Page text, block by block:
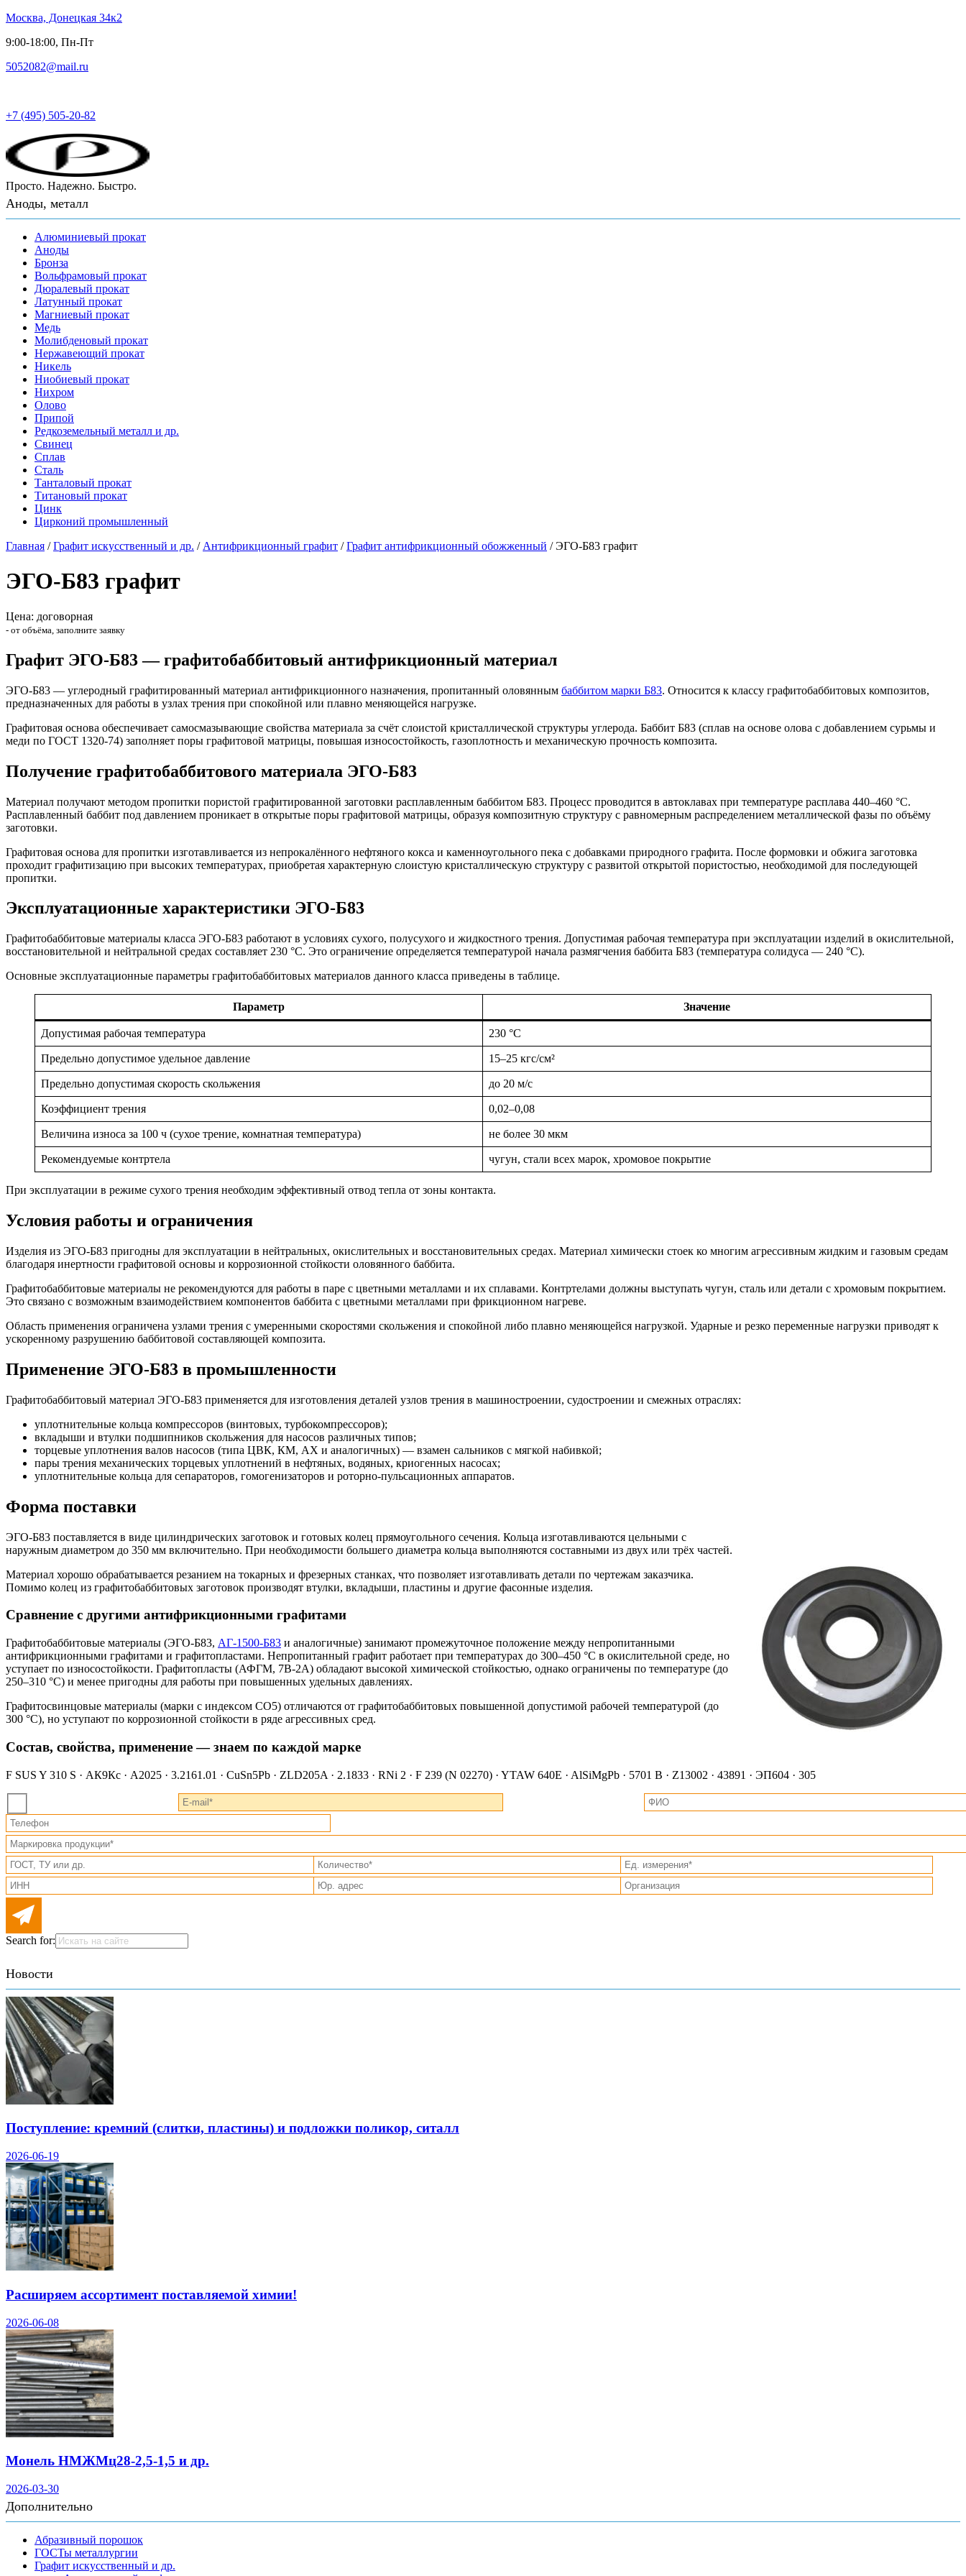
Москва, Донецкая 34к2
9:00-18:00, Пн-Пт
5052082@mail.ru
+7 (495) 505-20-82
Просто. Надежно. Быстро.
Аноды, металл
Алюминиевый прокат
Аноды
Бронза
Вольфрамовый прокат
Дюралевый прокат
Латунный прокат
Магниевый прокат
Медь
Молибденовый прокат
Нержавеющий прокат
Никель
Ниобиевый прокат
Нихром
Олово
Припой
Редкоземельный металл и др.
Свинец
Сплав
Сталь
Танталовый прокат
Титановый прокат
Цинк
Цирконий промышленный
Главная /Графит искусственный и др. / Антифрикционный графит /Графит антифрикционный обожженный /ЭГО-Б83 графит
ЭГО-Б83 графит
Цена: договорная
- от объёма, заполните заявку
Графит ЭГО-Б83 — графитобаббитовый антифрикционный материал
ЭГО-Б83 — углеродный графитированный материал антифрикционного назначения, пропитанный оловянным баббитом марки Б83. Относится к классу графитобаббитовых композитов,
предназначенных для работы в узлах трения при спокойной или плавно меняющейся нагрузке.
Графитовая основа обеспечивает самосмазывающие свойства материала за счёт слоистой кристаллической структуры углерода. Баббит Б83 (сплав на основе олова с добавлением сурьмы и
меди по ГОСТ 1320-74) заполняет поры графитовой матрицы, повышая износостойкость, газоплотность и механическую прочность композита.
Получение графитобаббитового материала ЭГО-Б83
Материал получают методом пропитки пористой графитированной заготовки расплавленным баббитом Б83. Процесс проводится в автоклавах при температуре расплава 440–460 °С.
Расплавленный баббит под давлением проникает в открытые поры графитовой матрицы, образуя композитную структуру с равномерным распределением металлической фазы по объёму
заготовки.
Графитовая основа для пропитки изготавливается из непрокалённого нефтяного кокса и каменноугольного пека с добавками природного графита. После формовки и обжига заготовка
проходит графитизацию при высоких температурах, приобретая характерную слоистую кристаллическую структуру с развитой открытой пористостью, необходимой для последующей
пропитки.
Эксплуатационные характеристики ЭГО-Б83
Графитобаббитовые материалы класса ЭГО-Б83 работают в условиях сухого, полусухого и жидкостного трения. Допустимая рабочая температура при эксплуатации изделий в окислительной,
восстановительной и нейтральной средах составляет 230 °С. Это ограничение определяется температурой начала размягчения баббита Б83 (температура солидуса — 240 °С).
Основные эксплуатационные параметры графитобаббитовых материалов данного класса приведены в таблице.
Параметр Значение
Допустимая рабочая температура 230 °С
Предельно допустимое удельное давление 15–25 кгс/см²
Предельно допустимая скорость скольжения до 20 м/с
Коэффициент трения 0,02–0,08
Величина износа за 100 ч (сухое трение, комнатная температура) не более 30 мкм
Рекомендуемые контртела чугун, стали всех марок, хромовое покрытие
При эксплуатации в режиме сухого трения необходим эффективный отвод тепла от зоны контакта.
Условия работы и ограничения
Изделия из ЭГО-Б83 пригодны для эксплуатации в нейтральных, окислительных и восстановительных средах. Материал химически стоек ко многим агрессивным жидким и газовым средам
благодаря инертности графитовой основы и коррозионной стойкости оловянного баббита.
Графитобаббитовые материалы не рекомендуются для работы в паре с цветными металлами и их сплавами. Контртелами должны выступать чугун, сталь или детали с хромовым покрытием.
Это связано с возможным взаимодействием компонентов баббита с цветными металлами при фрикционном нагреве.
Область применения ограничена узлами трения с умеренными скоростями скольжения и спокойной либо плавно меняющейся нагрузкой. Ударные и резко переменные нагрузки приводят к
ускоренному разрушению баббитовой составляющей композита.
Применение ЭГО-Б83 в промышленности
Графитобаббитовый материал ЭГО-Б83 применяется для изготовления деталей узлов трения в машиностроении, судостроении и смежных отраслях:
уплотнительные кольца компрессоров (винтовых, турбокомпрессоров);
вкладыши и втулки подшипников скольжения для насосов различных типов;
торцевые уплотнения валов насосов (типа ЦВК, КМ, АХ и аналогичных) — взамен сальников с мягкой набивкой;
пары трения механических торцевых уплотнений в нефтяных, водяных, криогенных насосах;
уплотнительные кольца для сепараторов, гомогенизаторов и роторно-пульсационных аппаратов.
Форма поставки
ЭГО-Б83 поставляется в виде цилиндрических заготовок и готовых колец прямоугольного сечения. Кольца изготавливаются цельными с
наружным диаметром до 350 мм включительно. При необходимости большего диаметра кольца выполняются составными из двух или трёх частей.
Материал хорошо обрабатывается резанием на токарных и фрезерных станках, что позволяет изготавливать детали по чертежам заказчика.
Помимо колец из графитобаббитовых заготовок производят втулки, вкладыши, пластины и другие фасонные изделия.
Сравнение с другими антифрикционными графитами
Графитобаббитовые материалы (ЭГО-Б83, АГ-1500-Б83 и аналогичные) занимают промежуточное положение между непропитанными
антифрикционными графитами и графитопластами. Непропитанный графит работает при температурах до 300–450 °С в окислительной среде, но
уступает по износостойкости. Графитопласты (АФГМ, 7В-2А) обладают высокой химической стойкостью, однако ограничены по температуре (до
250–310 °С) и менее пригодны для работы при повышенных удельных давлениях.
Графитосвинцовые материалы (марки с индексом СО5) отличаются от графитобаббитовых повышенной допустимой рабочей температурой (до
300 °С), но уступают по коррозионной стойкости в ряде агрессивных сред.
Состав, свойства, применение — знаем по каждой марке
F SUS Y 310 S · АК9Кс · A2025 · 3.2161.01 · CuSn5Pb · ZLD205A · 2.1833 · RNi 2 · F 239 (N 02270) · YTAW 640E · AlSiMgPb · 5701 B · Z13002 · 43891 · ЭП604 · 305
Search for:
Новости
Поступление: кремний (слитки, пластины) и подложки поликор, ситалл
2026-06-19
Расширяем ассортимент поставляемой химии!
2026-06-08
Монель НМЖМц28-2,5-1,5 и др.
2026-03-30
Дополнительно
Абразивный порошок
ГОСТы металлургии
Графит искусственный и др.